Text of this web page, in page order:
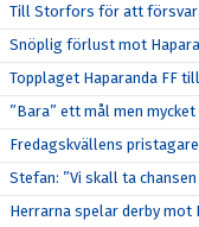
Till Storfors för att
Snöplig förlust mot
Topplaget Haparanda FF
”Bara” ett mål men
Fredagskvällens pristagare
Stefan: ”Vi skall ta
Herrarna spelar derby